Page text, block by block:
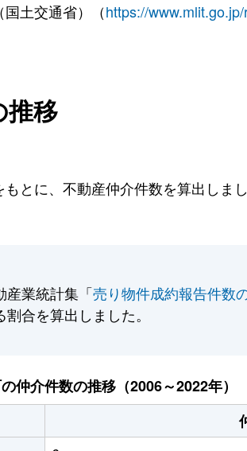
土交通省）（https://
推移
とに、不動産仲介件数を算出しま
産業統計集「売り物件成約報告件数
合を算出しました。
仲介件数の推移（2006～2022年）